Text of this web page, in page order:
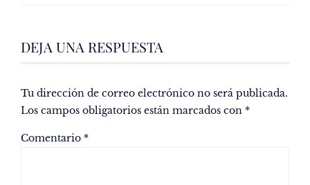
DEJA UNA RESPUESTA
Tu dirección de correo electrónico no será publicada.
Los campos obligatorios están marcados con *
Comentario *